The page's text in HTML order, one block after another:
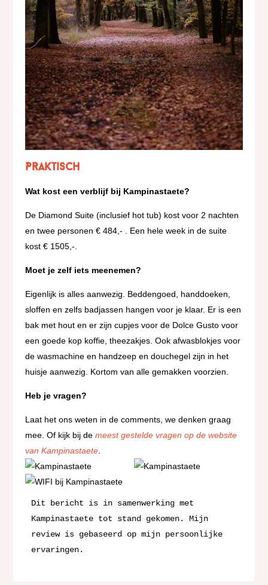
Praktisch
Wat kost een verblijf bij Kampinastaete?
De Diamond Suite (inclusief hot tub) kost voor 2 nachten
en twee personen € 484,- . Een hele week in de suite
kost € 1505,-.
Moet je zelf iets meenemen?
Eigenlijk is alles aanwezig. Beddengoed, handdoeken,
sloffen en zelfs badjassen hangen voor je klaar. Er is een
bak met hout en er zijn cupjes voor de Dolce Gusto voor
een goede kop koffie, theezakjes. Ook afwasblokjes voor
de wasmachine en handzeep en douchegel zijn in het
huisje aanwezig. Kortom van alle gemakken voorzien.
Heb je vragen?
Laat het ons weten in de comments, we denken graag
mee. Of kijk bij demeest gestelde vragen op de website
van Kampinastaete.
Dit bericht is in samenwerking met
Kampinastaete tot stand gekomen. Mijn
review is gebaseerd op mijn persoonlijke
ervaringen.